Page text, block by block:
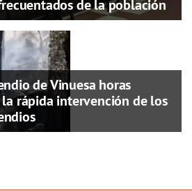
de la población
de Vinuesa horas
la rápida intervención de los